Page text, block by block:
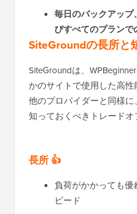
毎日のバックアップ
びすべてのプランで
SiteGroundの長所と
SiteGroundは、
かのサイトで使用した高性
他のプロバイダーと同様
知っておくべきトレードオ
長所 👍
負荷がかかっても
ピード